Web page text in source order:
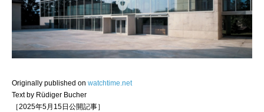
Originally published on watchtime.net
Text by Rüdiger Bucher
［2025年5月15日公開記事］